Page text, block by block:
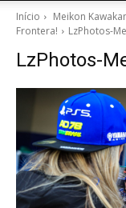
Início
Meikon
Frontera!
LzPhotos-
LzPhotos-